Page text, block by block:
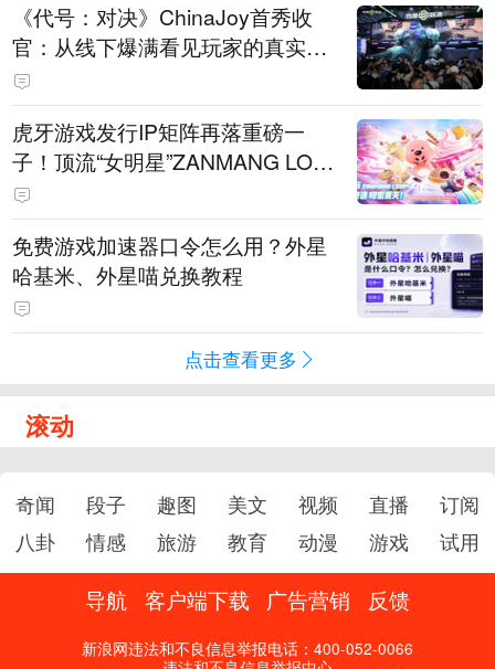
《代号：对决》ChinaJoy首秀收
官：从线下爆满看见玩家的真实期
待
虎牙游戏发行IP矩阵再落重磅一
子！顶流“女明星”ZANMANG LOO
PY 正版3D消除手游《消消奇遇》
惊喜曝光
免费游戏加速器口令怎么用？外星
哈基米、外星喵兑换教程
点击查看更多
滚动
奇闻 段子 趣图 美文 视频 直播
订阅
八卦
情感 旅游 教育 动漫 游戏 试用
导航 客户端下载 广告营销 反馈
新浪网违法和不良信息举报电话：400-052-0066